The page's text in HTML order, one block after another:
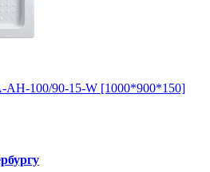
100/90-15-W [1000*900*150]